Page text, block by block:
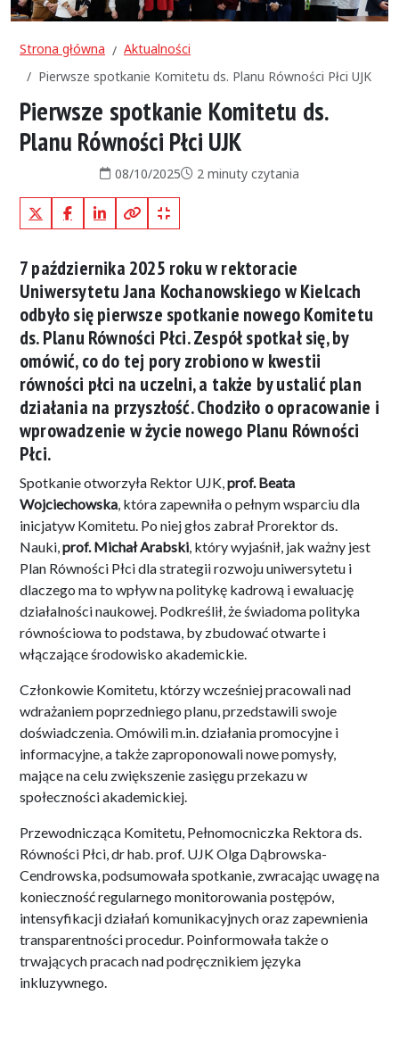
Strona główna
Aktualności
Pierwsze spotkanie Komitetu ds. Planu Równości Płci UJK
Pierwsze spotkanie Komitetu ds.
Planu Równości Płci UJK
Data publikacji:
08/10/2025Czas czytania:
2 minuty czytania
X (Twitter)FacebookLinkedInKopiuj pełny link
Kopiuj krótki link
7 października 2025 roku w rektoracie
Uniwersytetu Jana Kochanowskiego w Kielcach
odbyło się pierwsze spotkanie nowegoKomitetu
ds. Planu Równości Płci. Zespół spotkał się, by
omówić, co do tej pory zrobiono w kwestii
równości płci na uczelni, a także by ustalić plan
działania na przyszłość. Chodziło o opracowanie i
wprowadzenie w życie nowego Planu Równości
Płci.
Spotkanie otworzyła Rektor UJK, prof. Beata
Wojciechowska , która zapewniła o pełnym wsparciu dla
inicjatyw Komitetu. Po niej głos zabrał Prorektor ds.
Nauki, prof. Michał Arabski , który wyjaśnił, jak ważny jest
Plan Równości Płci dla strategii rozwoju uniwersytetu i
dlaczego ma to wpływ na politykę kadrową i ewaluację
działalności naukowej. Podkreślił, że świadoma polityka
równościowa to podstawa, by zbudować otwarte i
włączające środowisko akademickie.
Członkowie Komitetu, którzy wcześniej pracowali nad
wdrażaniem poprzedniego planu, przedstawili swoje
doświadczenia. Omówili m.in. działania promocyjne i
informacyjne, a także zaproponowali nowe pomysły,
mające na celu zwiększenie zasięgu przekazu w
społeczności akademickiej.
Przewodnicząca Komitetu, Pełnomocniczka Rektora ds.
Równości Płci, dr hab. prof. UJK Olga Dąbrowska-
Cendrowska, podsumowała spotkanie, zwracając uwagę na
konieczność regularnego monitorowania postępów,
intensyfikacji działań komunikacyjnych oraz zapewnienia
transparentności procedur. Poinformowała także o
trwających pracach nad podręcznikiem języka
inkluzywnego.